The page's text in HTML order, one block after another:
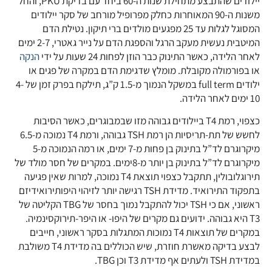
משנות ה-90 המאוחרות כחלק מפרופיל מורחב של סקר יילודים
המסוגל לגלות עד 25 מפגעים מולדים ברי תיקון. נטילת הדם
המיטבית נעשית מעקב הרגל והספגת הדם על נייר גאטרי, 2-7 ימים
לאחר הלידה, כאשר התינוק כבר הוזן לפחות 24 שעות על ידי
הנקה
או בפורמולה מקובלת. מומלץ שדגימת הדם במקרה של פגים או
ילודים full term במשקל הנמוך מ-1.5 ק”ג, תילקח בפרק זמן של 4-
10 ימים לאחר הלידה.
כצפוי, רמת T4 ביילודים גבוהה מזו שבמבוגרים, כאשר הסיבות
לחשש של תת-תריסיות הן רמת TSH גבוהה, ורמת T4 נמוכה מ-6.5
מיקרוגרם לד”ל בתינוק בן פחות מ-7 ימים, או רמה הנמוכה מ-5
מיקרוגרם לד”ל בתינוק בן יותר מ-8ימים. במקרים של חסר מולד של
תירוגלובולין, תתקבל כצפוי תוצאת T4 נמוכה, למרות שאין פגיעה
בתפקוד התירואיד. מדידת TSH רגישה יותר לזיהוי היפותירואידיזם
ראשוני, אם כי TSH יכול להתקבל נמוך בחסר של TBG הקליטה של
T3 היא גבוהה. ידועים גם מקרים של היפו- או היפר-תירוקסינמיה.
במקרים של תוצאות T4 נמוכות המתגלות בסקר ראשוני, חייבים
לבצע בדיקה מאשרת חוזרת, שיש הכוללים בה מדידת T4 משולבת
במדידת TSH ולעתים אף מדידת T3 וכן TBG.